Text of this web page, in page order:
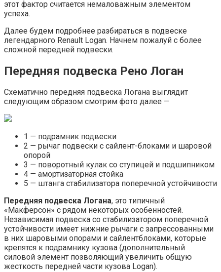
этот фактор считается немаловажным элементом
успеха.
Далее будем подробнее разбираться в подвеске
легендарного Renault Logan. Начнем пожалуй с более
сложной передней подвески.
Передняя подвеска Рено Логан
Схематично передняя подвеска Логана выглядит
следующим образом смотрим фото далее —
1 — подрамник подвески
2 — рычаг подвески с сайлент-блоками и шаровой
опорой
3 — поворотный кулак со ступицей и подшипником
4 — амортизаторная стойка
5 — штанга стабилизатора поперечной устойчивости
Передняя подвеска Логана, это типичный
«Макферсон» с рядом некоторых особенностей.
Независимая подвеска со стабилизатором поперечной
устойчивости имеет нижние рычаги с запрессованными
в них шаровыми опорами и сайлентблоками, которые
крепятся к подрамнику кузова (дополнительный
силовой элемент позволяющий увеличить общую
жесткость передней части кузова Logan).